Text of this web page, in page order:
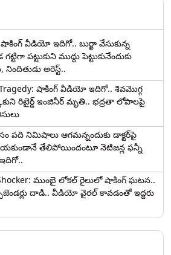
షాకింగ్ వీడియో ఇదిగో.. బుర్ఖా వేసుకున్న
పట్టుకుని ముద్దు పెట్టుకునేందుకు
అరెస్ట్..
Tragedy: షాకింగ్ వీడియో ఇదిగో.. శివమొగ్గ
రిటైర్డ్ ఇంజినీర్ మృతి.. భద్రతా లోపాలపై
పది నిమిషాలు ఆగమన్నందుకు డాక్టర్‌పై
తేలిపోయిందంటూ నెటిజన్ల ఫన్నీ
ముంబై లోకల్ రైలులో షాకింగ్ ఘటన..
దాడి.. వీడియో వైరల్ కావడంతో ఇద్దరు